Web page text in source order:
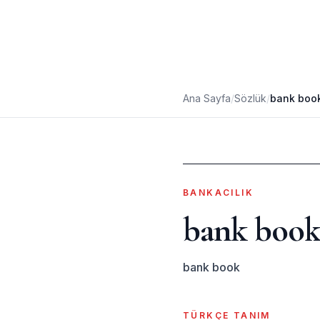
Ana Sayfa/Sözlük/bank
BANKACILIK
bank
bank book
TÜRKÇE TANIM